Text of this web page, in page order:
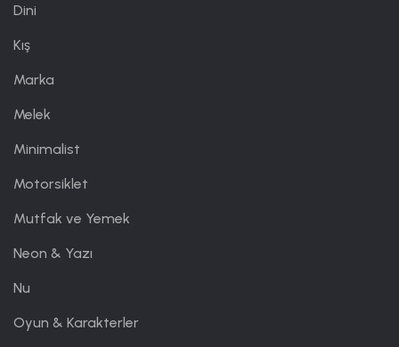
Dini
Kış
Marka
Melek
Minimalist
Motorsiklet
Mutfak ve Yemek
Neon & Yazı
Nu
Oyun & Karakterler